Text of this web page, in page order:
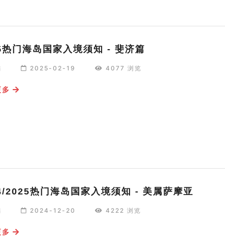
门海岛国家入境须知 - 斐济篇
2025-02-19 4077 浏览
2025热门海岛国家入境须知 - 美属萨摩亚
2024-12-20 4222 浏览